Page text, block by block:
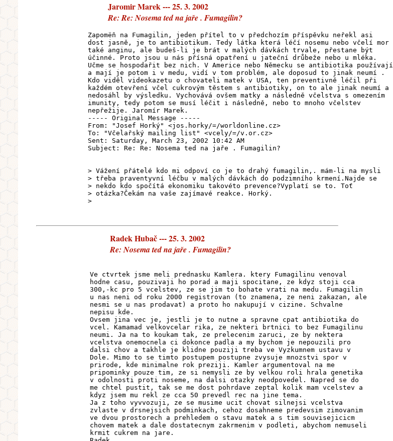
Jaromir Marek --- 25. 3. 2002
Re: Re: Nosema ted na jaře . Fumagilin?
Zapomëň na Fumagilin, jeden přítel to v předchozím příspěvku neřekl asi
dost jasně, je to antibiotikum. Tedy látka která léčí nosemu nebo včelí mor
také anginu, ale budeš-li je brát v malých dávkách trvale, přestane být
účinné. Proto jsou u nás přísná opatření u jateční drůbeže nebo u mléka.
Učme se hospodařit bez nich. V Americe nebo Německu se antibiotika používají
a mají je potom i v medu, vidí v tom problém, ale doposud to jinak neumí .
Kdo viděl videokazetu o chovateli matek v USA, ten preventivně léčil při
každém otevření včel cukrovým těstem s antibiotiky, on to ale jinak neumí a
nedosáhl by výsledku. Vychovává ovšem matky a následně včelstva s omezením
imunity, tedy potom se musí léčit i následně, nebo to mnoho včelstev
nepřežije. Jaromír Marek.
----- Original Message -----
From: "Josef Horký" <jos.horky/=/worldonline.cz>
To: "Včelařský mailing list" <vcely/=/v.or.cz>
Sent: Saturday, March 23, 2002 10:42 AM
Subject: Re: Re: Nosema ted na jaře . Fumagilin?
> Vážení přátelé kdo mi odpoví co je to drahý fumagilin,. mám-li na mysli
> třeba praventyvní léčbu v malých dávkách do podzimního krmení.Najde se
> nekdo kdo spočítá ekonomiku takovéto prevence?Vyplatí se to. Toť
> otázka?Čekám na vaše zajímavé reakce. Horký.
>
Radek Hubač --- 25. 3. 2002
Re: Nosema ted na jaře . Fumagilin?
Ve ctvrtek jsme meli prednasku Kamlera. ktery Fumagilinu venoval
hodne casu, pouzivaji ho porad a maji spocitane, ze kdyz stoji cca
300,-kc pro 5 vcelstev, ze se jim to bohate vrati na medu. Fumagilin
u nas neni od roku 2000 registrovan (to znamena, ze neni zakazan, ale
nesmi se u nas prodavat) a proto ho nakupují v cizine. Schvalne
nepisu kde.
Ovsem jina vec je, jestli je to nutne a spravne cpat antibiotika do
vcel. Kamamad velkovcelar rika, ze nekteri brtnici to bez Fumagilinu
neumi. Ja na to koukam tak, ze prelecenim zaruci, ze by nektera
vcelstva onemocnela ci dokonce padla a my bychom je nepouzili pro
dalsi chov a takhle je klidne pouziji treba ve Vyzkumnem ustavu v
Dole. Mimo to se timto postupem postupne zvysuje mnozstvi spor v
prirode, kde minimalne rok preziji. Kamler argumentoval na me
pripominky pouze tim, ze si nemysli ze by velkou roli hrala genetika
v odolnosti proti noseme, na dalsi otazky neodpovedel. Napred se do
me chtel pustit, tak se me dost pohrdave zeptal kolik mam vcelstev a
kdyz jsem mu rekl ze cca 50 prevedl rec na jine tema.
Ja z toho vyvvozuji, ze se musime ucit chovat silnejsi vcelstva
zvlaste v drsnejsich podminkach, cehoz dosahneme predevsim zimovanim
ve dvou prostorech a prehledem o stavu matek a s tim souvisejicicm
chovem matek a dale dostatecnym zakrmenim v podleti, abychom nemuseli
krmit cukrem na jare.